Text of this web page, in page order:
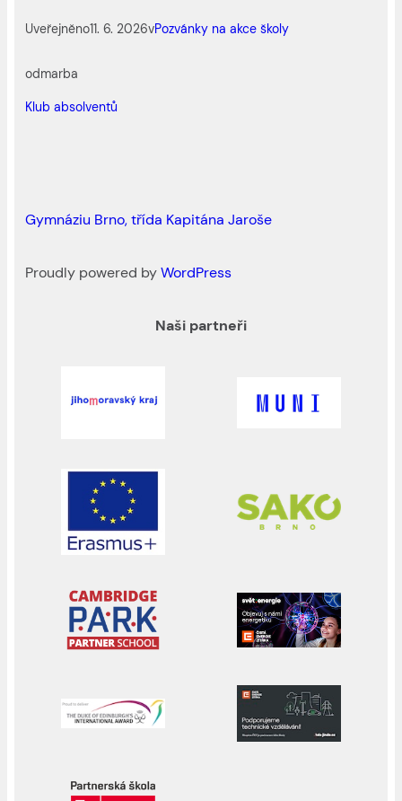
Uveřejněno11. 6. 2026vPozvánky na akce školy
odmarba
Klub absolventů
Gymnáziu Brno, třída Kapitána Jaroše
Proudly powered byWordPress
Naši partneři